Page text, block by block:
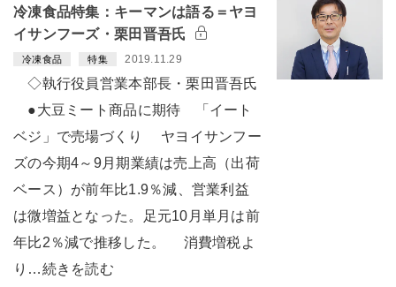
冷凍食品特集：キーマンは語る＝ヤヨ
イサンフーズ・栗田晋吾氏
冷凍食品 特集 2019.11.29
◇執行役員営業本部長・栗田晋吾氏
●大豆ミート商品に期待 「イート
ベジ」で売場づくり ヤヨイサンフー
ズの今期4～9月期業績は売上高（出荷
ベース）が前年比1.9％減、営業利益
は微増益となった。足元10月単月は前
年比2％減で推移した。 消費増税よ
り…続きを読む